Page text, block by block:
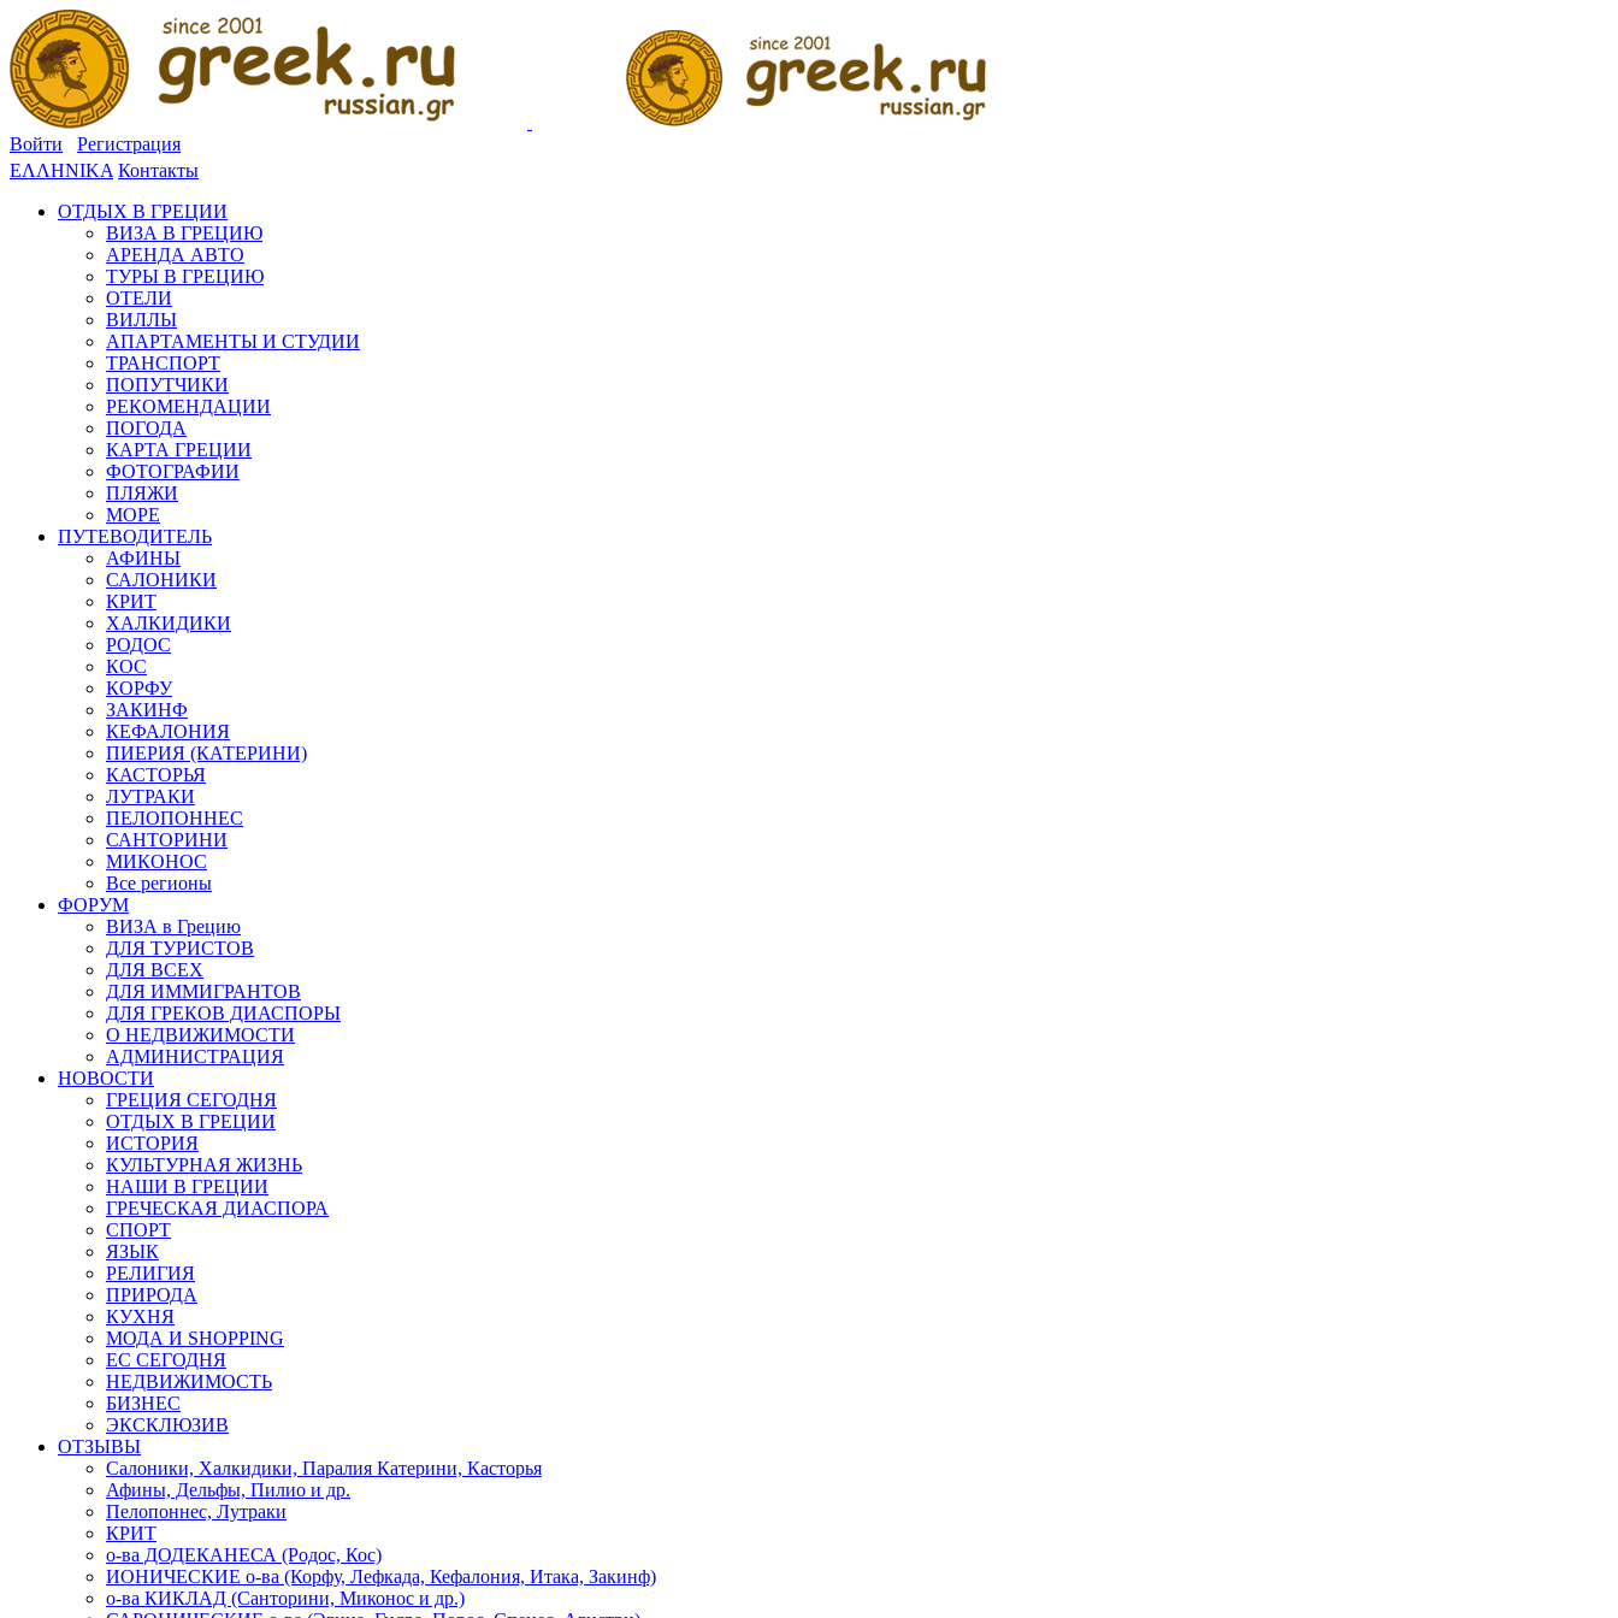
Войти
Регистрация
ΕΛΛΗΝΙΚΑ Контакты
ОТДЫХ В ГРЕЦИИ
ВИЗА В ГРЕЦИЮ
АРЕНДА АВТО
ТУРЫ В ГРЕЦИЮ
ОТЕЛИ
ВИЛЛЫ
АПАРТАМЕНТЫ И СТУДИИ
ТРАНСПОРТ
ПОПУТЧИКИ
РЕКОМЕНДАЦИИ
ПОГОДА
КАРТА ГРЕЦИИ
ФОТОГРАФИИ
ПЛЯЖИ
МОРЕ
ПУТЕВОДИТЕЛЬ
АФИНЫ
САЛОНИКИ
КРИТ
ХАЛКИДИКИ
РОДОС
КОС
КОРФУ
ЗАКИНФ
КЕФАЛОНИЯ
ПИЕРИЯ (КАТЕРИНИ)
КАСТОРЬЯ
ЛУТРАКИ
ПЕЛОПОННЕС
САНТОРИНИ
МИКОНОС
Все регионы
ФОРУМ
ВИЗА в Грецию
ДЛЯ ТУРИСТОВ
ДЛЯ ВСЕХ
ДЛЯ ИММИГРАНТОВ
ДЛЯ ГРЕКОВ ДИАСПОРЫ
О НЕДВИЖИМОСТИ
АДМИНИСТРАЦИЯ
НОВОСТИ
ГРЕЦИЯ СЕГОДНЯ
ОТДЫХ В ГРЕЦИИ
ИСТОРИЯ
КУЛЬТУРНАЯ ЖИЗНЬ
НАШИ В ГРЕЦИИ
ГРЕЧЕСКАЯ ДИАСПОРА
СПОРТ
ЯЗЫК
РЕЛИГИЯ
ПРИРОДА
КУХНЯ
МОДА И SHOPPING
ЕС СЕГОДНЯ
НЕДВИЖИМОСТЬ
БИЗНЕС
ЭКСКЛЮЗИВ
ОТЗЫВЫ
Салоники, Халкидики, Паралия Катерини, Касторья
Афины, Дельфы, Пилио и др.
Пелопоннес, Лутраки
КРИТ
о-ва ДОДЕКАНЕСА (Родос, Кос)
ИОНИЧЕСКИЕ о-ва (Корфу, Лефкада, Кефалония, Итака, Закинф)
о-ва КИКЛАД (Санторини, Миконос и др.)